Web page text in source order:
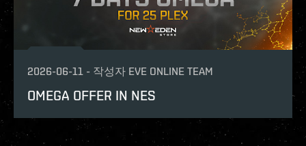
2026-06-11 - 작성자 EVE ONLINE TEAM
OMEGA OFFER IN NES